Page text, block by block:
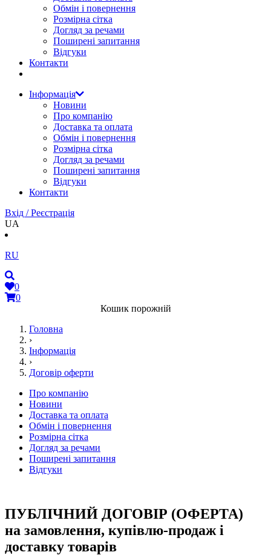
Обмін і повернення
Розмірна сітка
Догляд за речами
Поширені запитання
Відгуки
Контакти
Інформація
Новини
Про компанію
Доставка та оплата
Обмін і повернення
Розмірна сітка
Догляд за речами
Поширені запитання
Відгуки
Контакти
Вхід / Реєстрація
UA
RU
0
0
Кошик порожній
Головна
›
Інформація
›
Договір оферти
Про компанію
Новини
Доставка та оплата
Обмін і повернення
Розмірна сітка
Догляд за речами
Поширені запитання
Відгуки
ПУБЛІЧНИЙ ДОГОВІР (ОФЕРТА)
на замовлення, купівлю-продаж і
доставку товарів